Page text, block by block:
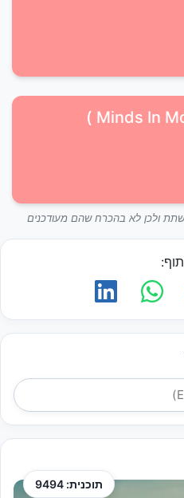
ולכן לא בהכרח שהם מעודכנים
תוכנית: 9494